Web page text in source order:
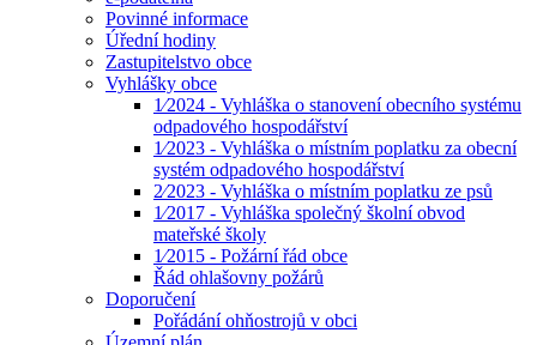
Povinné informace
Úřední hodiny
Zastupitelstvo obce
Vyhlášky obce
1⁄2024 - Vyhláška o stanovení obecního systému
odpadového hospodářství
1⁄2023 - Vyhláška o místním poplatku za obecní
systém odpadového hospodářství
2⁄2023 - Vyhláška o místním poplatku ze psů
1⁄2017 - Vyhláška společný školní obvod
mateřské školy
1⁄2015 - Požární řád obce
Řád ohlašovny požárů
Doporučení
Pořádání ohňostrojů v obci